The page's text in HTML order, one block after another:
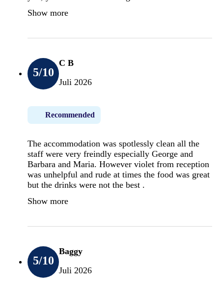
Show more
5/10
C B
Juli 2026
Recommended
The accommodation was spotlessly clean all the
staff were very freindly especially George and
Barbara and Maria. However violet from reception
was unhelpful and rude at times the food was great
but the drinks were not the best .
Show more
5/10
Baggy
Juli 2026